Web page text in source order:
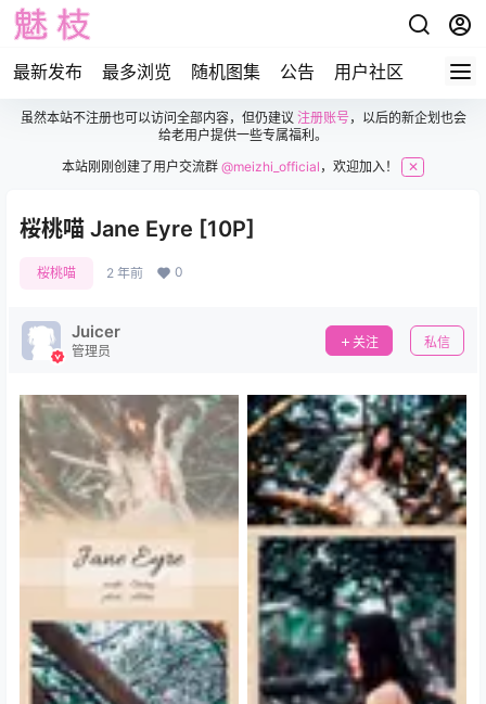
最新发布 最多浏览 随机图集 公告 用户社区
虽然本站不注册也可以访问全部内容，但仍建议 注册账号，以后的新企划也会
给老用户提供一些专属福利。
本站刚刚创建了用户交流群@meizhi_official ，欢迎加入！ ✕
桜桃喵 Jane Eyre [10P]
桜桃喵 2 年前 0
Juicer
管理员
关注 私信